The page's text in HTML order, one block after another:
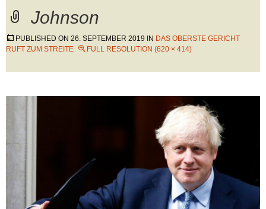
Johnson
PUBLISHED ON 26. SEPTEMBER 2019 IN DAS OBERSTE GERICHT
RUFT ZUM STREITE
FULL RESOLUTION (620 × 414)